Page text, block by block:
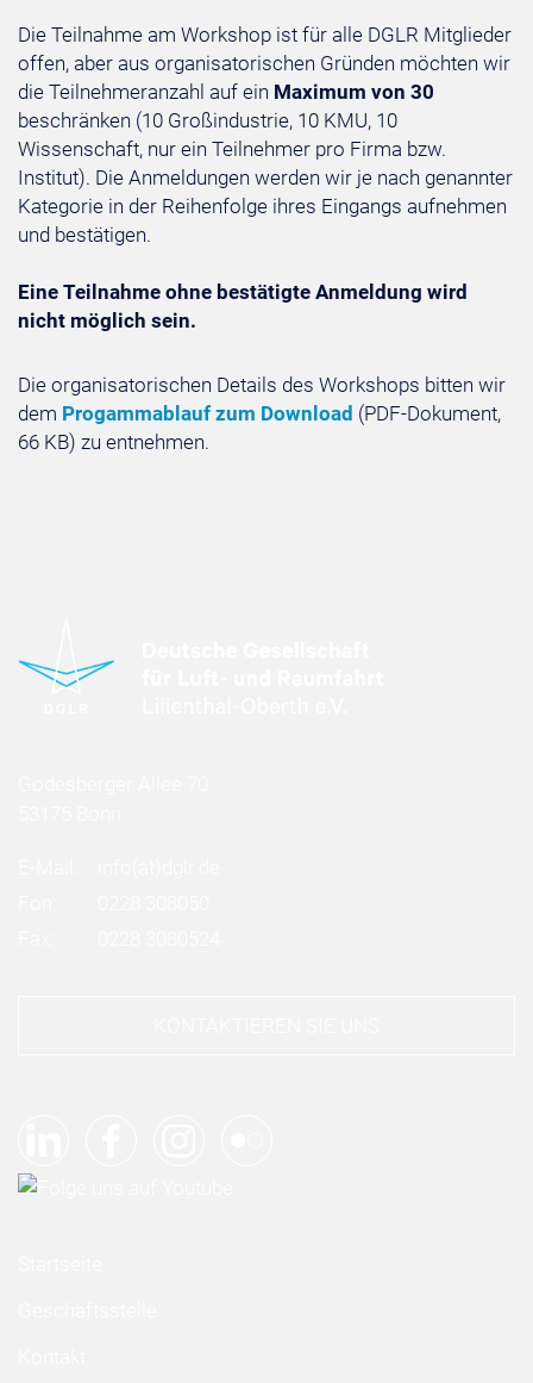
Die Teilnahme am Workshop ist für alle DGLR Mitglieder
offen, aber aus organisatorischen Gründen möchten wir
die Teilnehmeranzahl auf ein Maximum von 30
beschränken (10 Großindustrie, 10 KMU, 10
Wissenschaft, nur ein Teilnehmer pro Firma bzw.
Institut). Die Anmeldungen werden wir je nach genannter
Kategorie in der Reihenfolge ihres Eingangs aufnehmen
und bestätigen.
Eine Teilnahme ohne bestätigte Anmeldung wird
nicht möglich sein.
Die organisatorischen Details des Workshops bitten wir
dem Progammablauf zum Download (PDF-Dokument,
66 KB) zu entnehmen.